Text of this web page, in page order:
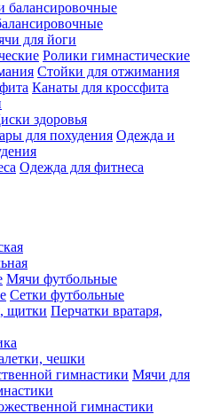
для йоги
Ролики гимнастические
Стойки для отжимания
Канаты для кроссфита
здоровья
Одежда и
Одежда для фитнеса
Мячи футбольные
Сетки футбольные
Перчатки вратаря,
чешки
Мячи для